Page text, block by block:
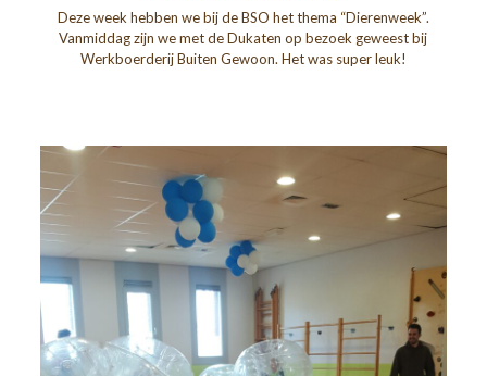
Deze week hebben we bij de BSO het thema “Dierenweek”.
Vanmiddag zijn we met de Dukaten op bezoek geweest bij
Werkboerderij Buiten Gewoon. Het was super leuk!